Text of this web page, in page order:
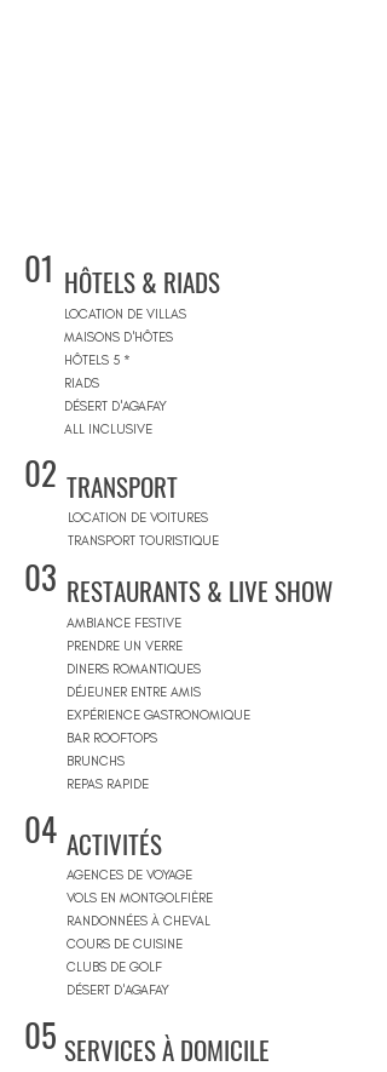
01 HÔTELS & RIADS
LOCATION DE VILLAS
MAISONS D'HÔTES
HÔTELS 5 *
RIADS
DÉSERT D'AGAFAY
ALL INCLUSIVE
02 TRANSPORT
LOCATION DE VOITURES
TRANSPORT TOURISTIQUE
03 RESTAURANTS & LIVE SHOW
AMBIANCE FESTIVE
PRENDRE UN VERRE
DINERS ROMANTIQUES
DÉJEUNER ENTRE AMIS
EXPÉRIENCE GASTRONOMIQUE
BAR ROOFTOPS
BRUNCHS
REPAS RAPIDE
04 ACTIVITÉS
AGENCES DE VOYAGE
VOLS EN MONTGOLFIÈRE
RANDONNÉES À CHEVAL
COURS DE CUISINE
CLUBS DE GOLF
DÉSERT D'AGAFAY
05 SERVICES À DOMICILE